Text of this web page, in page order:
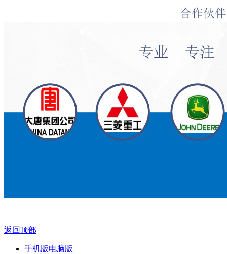
返回顶部
手机版电脑版